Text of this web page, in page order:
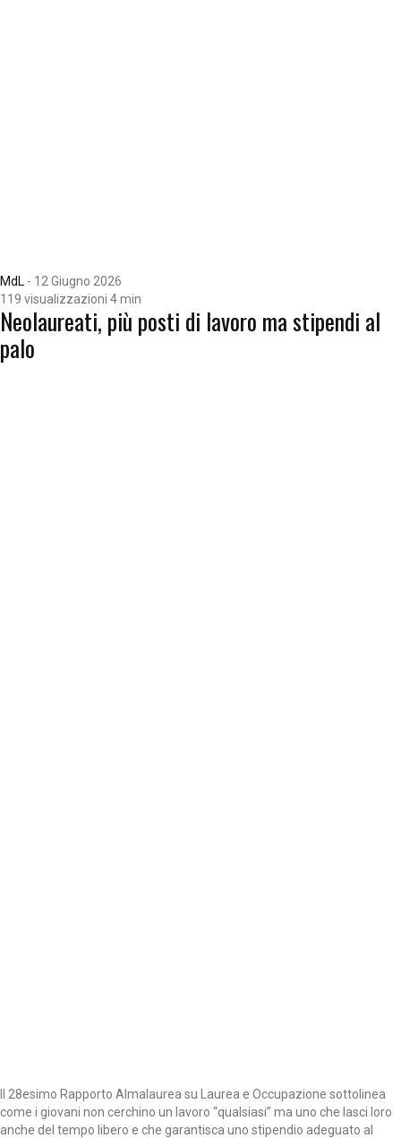
MdL - 12 Giugno 2026
119 visualizzazioni 4 min
Neolaureati, più posti di lavoro ma stipendi al
palo
Il 28esimo Rapporto Almalaurea su Laurea e Occupazione sottolinea
come i giovani non cerchino un lavoro “qualsiasi” ma uno che lasci loro
anche del tempo libero e che garantisca uno stipendio adeguato al